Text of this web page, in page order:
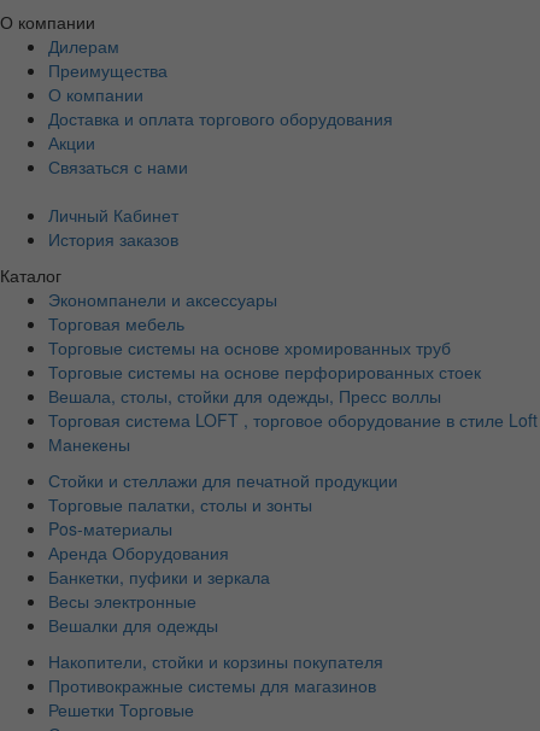
О компании
Дилерам
Преимущества
О компании
Доставка и оплата торгового оборудования
Акции
Связаться с нами
Личный Кабинет
История заказов
Каталог
Экономпанели и аксессуары
Торговая мебель
Торговые системы на основе хромированных труб
Торговые системы на основе перфорированных стоек
Вешала, столы, стойки для одежды, Пресс воллы
Торговая система LOFT , торговое оборудование в стиле Loft
Манекены
Стойки и стеллажи для печатной продукции
Торговые палатки, столы и зонты
Pos-материалы
Аренда Оборудования
Банкетки, пуфики и зеркала
Весы электронные
Вешалки для одежды
Накопители, стойки и корзины покупателя
Противокражные системы для магазинов
Решетки Торговые